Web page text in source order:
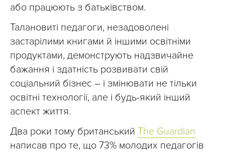
або працюють з батьківством.
Талановиті педагоги, незадоволені
застарілими книгами й іншими освітніми
продуктами, демонструють надзвичайне
бажання і здатність розвивати свій
соціальний бізнес – і змінювати не тільки
освітні технології, але і будь-який інший
аспект життя.
Два роки тому британський The Guardian
написав про те, що 73% молодих педагогів